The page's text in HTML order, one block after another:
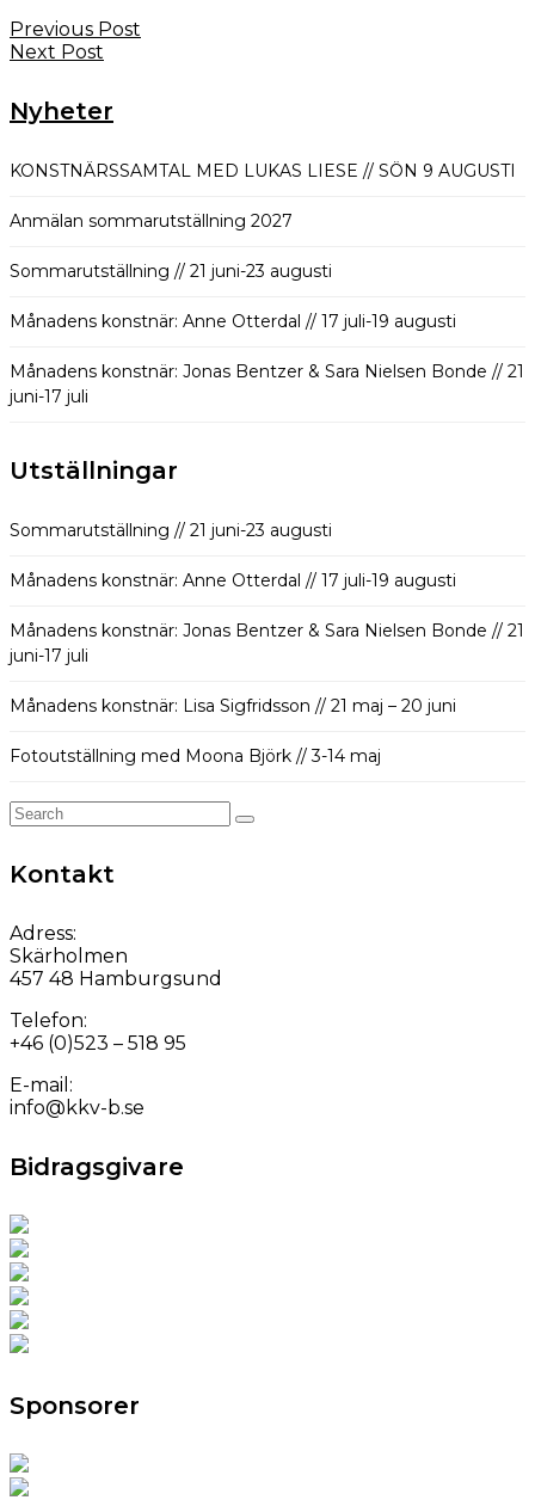
Previous Post
Next Post
Nyheter
KONSTNÄRSSAMTAL MED LUKAS LIESE // SÖN 9 AUGUSTI
Anmälan sommarutställning 2027
Sommarutställning // 21 juni-23 augusti
Månadens konstnär: Anne Otterdal // 17 juli-19 augusti
Månadens konstnär: Jonas Bentzer & Sara Nielsen Bonde // 21
juni-17 juli
Utställningar
Sommarutställning // 21 juni-23 augusti
Månadens konstnär: Anne Otterdal // 17 juli-19 augusti
Månadens konstnär: Jonas Bentzer & Sara Nielsen Bonde // 21
juni-17 juli
Månadens konstnär: Lisa Sigfridsson // 21 maj – 20 juni
Fotoutställning med Moona Björk // 3-14 maj
Search
for:
Kontakt
Adress:
Skärholmen
457 48 Hamburgsund
Telefon:
+46 (0)523 – 518 95
E-mail:
info@kkv-b.se
Bidragsgivare
Sponsorer